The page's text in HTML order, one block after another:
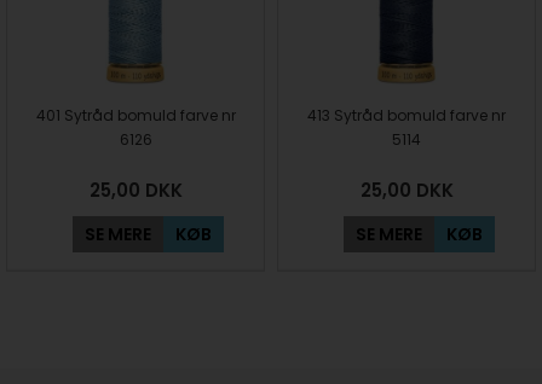
401 Sytråd bomuld farve nr
6126
25,00 DKK
SE MERE KØB
413 Sytråd bomuld farve nr
5114
25,00 DKK
SE MERE KØB